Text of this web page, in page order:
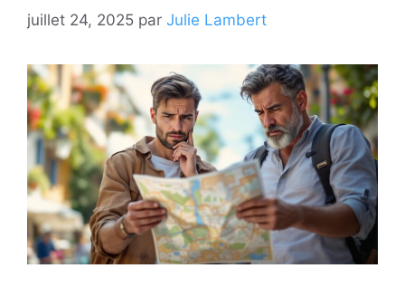
juillet 24, 2025 par Julie Lambert